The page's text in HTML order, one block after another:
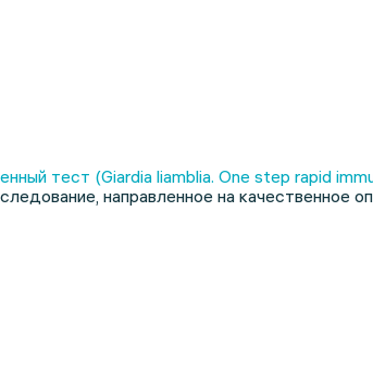
тест (Giardia liamblia. One step rapid
направленное на качественное